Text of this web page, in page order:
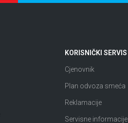
KORISNIČKI SERVIS
Cjenovnik
Plan odvoza smeća
Reklamacije
Servisne informacije